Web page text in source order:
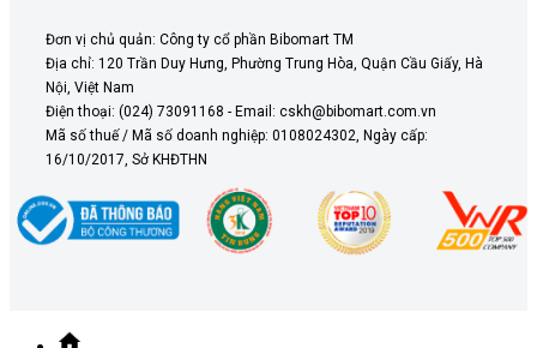
Đơn vị chủ quản: Công ty cổ phần Bibomart TM
Địa chỉ: 120 Trần Duy Hưng, Phường Trung Hòa, Quận Cầu Giấy, Hà
Nội, Việt Nam
Điện thoại: (024) 73091168 - Email: cskh@bibomart.com.vn
Mã số thuế / Mã số doanh nghiệp: 0108024302, Ngày cấp:
16/10/2017, Sở KHĐTHN